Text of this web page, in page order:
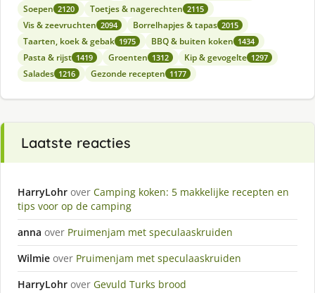
Soepen 2120 Toetjes & nagerechten 2115
Vis & zeevruchten 2094 Borrelhapjes & tapas 2015
Taarten, koek & gebak 1975 BBQ & buiten koken 1434
Pasta & rijst 1419 Groenten 1312 Kip & gevogelte 1297
Salades 1216 Gezonde recepten 1177
Laatste reacties
HarryLohr over Camping koken: 5 makkelijke recepten en
tips voor op de camping
anna over Pruimenjam met speculaaskruiden
Wilmie over Pruimenjam met speculaaskruiden
HarryLohr over Gevuld Turks brood